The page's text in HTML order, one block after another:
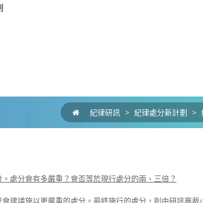
紀律研訊 > 紀律處分新計劃 >
處分會有多嚴重？會否等於現行處分的兩、三倍？
建議施以更嚴重的處分。最終施行的處分，則由研訊審裁